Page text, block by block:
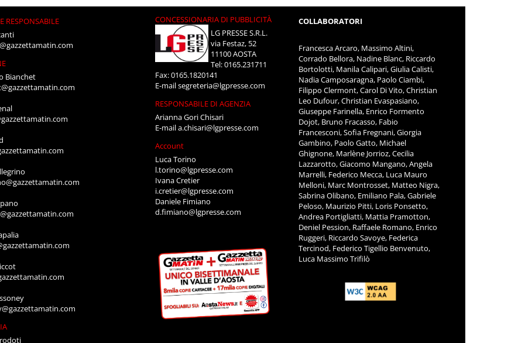
RESPONSABILE
Bianchet
CONCESSIONARIA DI PUBBLICITÀ
LG PRESSE S.R.L.
via Festaz, 52
11100 AOSTA
Tel: 0165.231711
Fax: 0165.1820141
E-mailsegreteria@lgpresse.com
RESPONSABILE DI AGENZIA
Arianna Gori Chisari
E-maila.chisari@lgpresse.com
Account
Luca Torino
l.torino@lgpresse.com
Ivana Cretier
i.cretier@lgpresse.com
Daniele Fimiano
d.fimiano@lgpresse.com
COLLABORATORI
Francesca Arcaro, Massimo Altini,
Corrado Bellora, Nadine Blanc, Riccardo
Bortolotti, Manila Calipari, Giulia Calisti,
Nadia Camposaragna, Paolo Ciambi,
Filippo Clermont, Carol Di Vito, Christian
Leo Dufour, Christian Evaspasiano,
Giuseppe Farinella, Enrico Formento
Dojot, Bruno Fracasso, Fabio
Francesconi, Sofia Fregnani, Giorgia
Gambino, Paolo Gatto, Michael
Ghignone, Marlène Jorrioz, Cecilia
Lazzarotto, Giacomo Mangano, Angela
Marrelli, Federico Mecca, Luca Mauro
Melloni, Marc Montrosset, Matteo Nigra,
Sabrina Olibano, Emiliano Pala, Gabriele
Peloso, Maurizio Pitti, Loris Ponsetto,
Andrea Portigliatti, Mattia Pramotton,
Deniel Pession, Raffaele Romano, Enrico
Ruggeri, Riccardo Savoye, Federica
Tercinod, Federico Tigellio Benvenuto,
Luca Massimo Trifilò